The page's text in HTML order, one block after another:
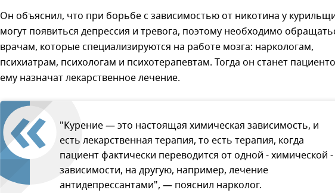
Он объяснил, что при борьбе с зависимостью от никотина у
могут появиться депрессия и тревога, поэтому необходимо
врачам, которые специализируются на работе мозга: наркологам,
психиатрам, психологам и психотерапевтам. Тогда он станет
ему назначат лекарственное лечение.
"Курение — это настоящая химическая зависимость, и
есть лекарственная терапия, то есть терапия, когда
пациент фактически переводится от одной - химической -
зависимости, на другую, например, лечение
антидепрессантами", — пояснил нарколог.